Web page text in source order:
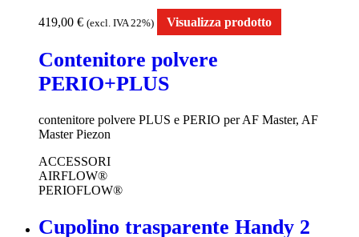
419,00 € (excl. IVA 22%) Visualizza prodotto
Contenitore polvere
PERIO+PLUS
contenitore polvere PLUS e PERIO per AF Master, AF
Master Piezon
ACCESSORI
AIRFLOW®
PERIOFLOW®
Cupolino trasparente Handy 2